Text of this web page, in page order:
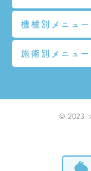
シミ
シワ
いぼ・ほくろ
機械別メニュー
GentleMax Pro
ULTRAcel Q+
施術別メニュー
© 2023